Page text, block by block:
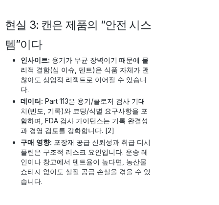
현실 3: 캔은 제품의 “안전 시스
템”이다
인사이트: 용기가 무균 장벽이기 때문에 물
리적 결함(심 이슈, 덴트)은 식품 자체가 괜
찮아도 상업적 리젝트로 이어질 수 있습니
다.
데이터: Part 113은 용기/클로저 검사 기대
치(빈도, 기록)와 코딩/식별 요구사항을 포
함하며, FDA 검사 가이던스는 기록 완결성
과 경영 검토를 강화합니다. [2]
구매 영향: 포장재 공급 신뢰성과 취급 디시
플린은 구조적 리스크 요인입니다. 운송 레
인이나 창고에서 덴트율이 높다면, 농산물
쇼티지 없이도 실질 공급 손실을 겪을 수 있
습니다.